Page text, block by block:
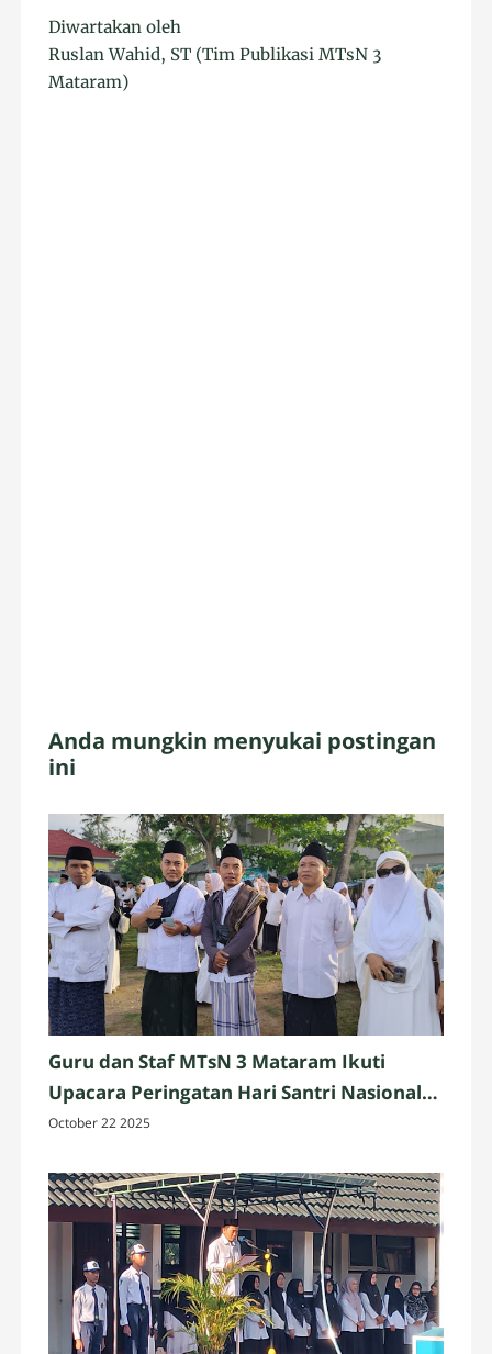
Diwartakan oleh
Ruslan Wahid, ST (Tim Publikasi MTsN 3
Mataram)
Anda mungkin menyukai postingan
ini
Guru dan Staf MTsN 3 Mataram Ikuti
Upacara Peringatan Hari Santri Nasional
2025 di Penujak, Lombok Tengah
October 22 2025